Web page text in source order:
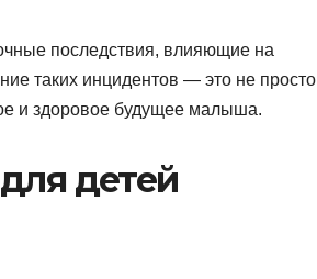
последствия, влияющие на
таких инцидентов — это не просто
и здоровое будущее малыша.
детей